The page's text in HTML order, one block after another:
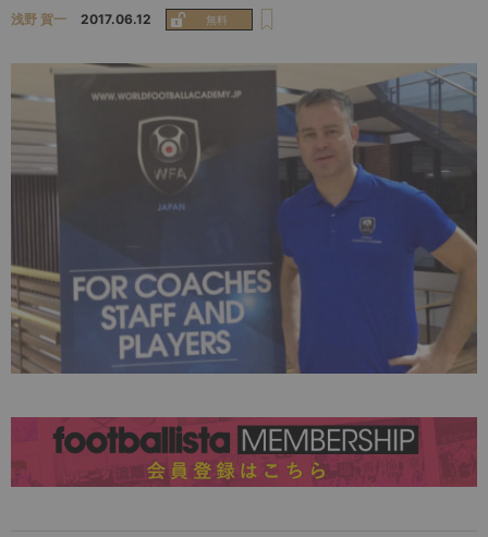
浅野 賀一 2017.06.12